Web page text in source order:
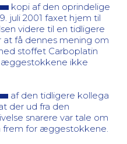
kopi af den oprindelige
juli 2001 faxet hjem til
videre til en tidligere
at få dennes mening om
stoffet Carboplatin
ikke
af den tidligere kollega
der ud fra den
snarere var tale om
for æggestokkene.